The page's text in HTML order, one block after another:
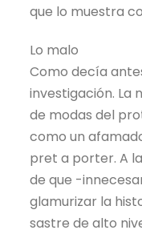
que lo muestra
Lo malo
Como decía
investigación. La
de modas del
como un
pret a porter. A
de que -
glamurizar la
sastre de alto